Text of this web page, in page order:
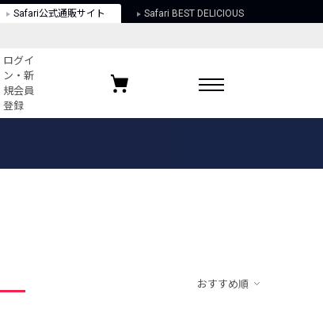
Safari公式通販サイト Safari BEST DELICIOUS
ログイ
ン・新
規会員
登録
お気に入りブランド
おすすめ順